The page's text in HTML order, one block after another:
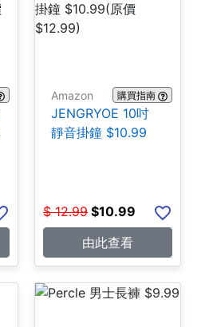
Amazon 購買指南
JENGRYOE 10吋
靜音掛鐘 $10.99
$ 12.99 $10.99
由此查看